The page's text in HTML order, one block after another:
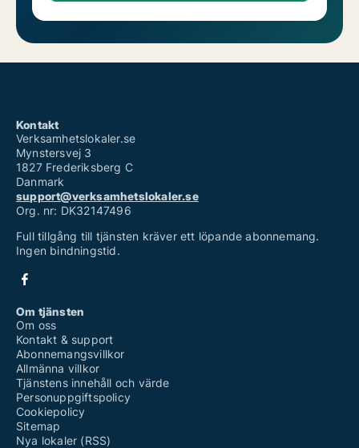
Kontakt
Verksamhetslokaler.se
Mynstersvej 3
1827 Frederiksberg C
Danmark
support@verksamhetslokaler.se
Org. nr: DK32147496
Full tillgång till tjänsten kräver ett löpande abonnemang.
Ingen bindningstid.
Om tjänsten
Om oss
Kontakt & support
Abonnemangsvillkor
Allmänna villkor
Tjänstens innehåll och värde
Personuppgiftspolicy
Cookiepolicy
Sitemap
Nya lokaler (RSS)